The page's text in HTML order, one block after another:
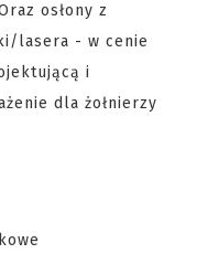
osłony z
lasera - w cenie
i
dla żołnierzy